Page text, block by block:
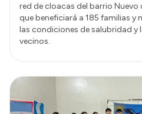
Intranet
Login
red de cloacas del barrio Nuevo
que beneficiará a 185 familias
las condiciones de salubridad y
vecinos.